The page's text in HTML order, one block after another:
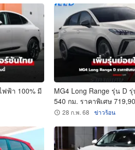
ฟฟ้า 100% มี
MG4 Long Range รุ่น D
540 กม. ราคาพิเศษ
28 ก.พ. 68 ข่าวร้อน